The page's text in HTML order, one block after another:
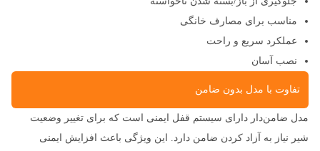
مناسب برای مصارف خانگی
عملکرد سریع و راحت
نصب آسان
تفاوت با مدل بدون ضامن
مدل ضامن‌دار دارای سیستم قفل ایمنی است که برای تغییر وضعیت
شیر نیاز به آزاد کردن ضامن دارد. این ویژگی باعث افزایش ایمنی